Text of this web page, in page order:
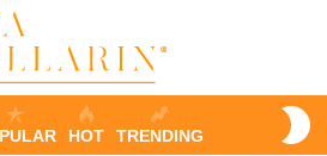
HOT TRENDING